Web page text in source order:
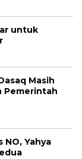
untuk
Masih
Pemerintah
Yahya